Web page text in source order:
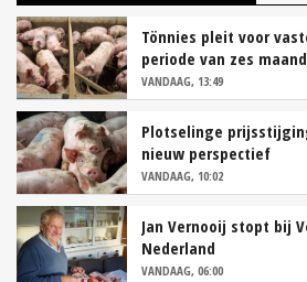
Tönnies pleit voor
periode van zes
VANDAAG, 13:49
Plotselinge
nieuw perspectief
VANDAAG, 10:02
Jan Vernooij stopt bij
Nederland
VANDAAG, 06:00